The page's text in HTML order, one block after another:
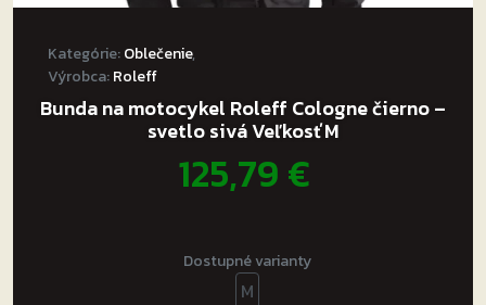
Kategórie:Oblečenie,
Výrobca:Roleff
Bunda na motocykel Roleff Cologne čierno –
svetlo sivá Veľkosť M
125,79€
Dostupné varianty
M